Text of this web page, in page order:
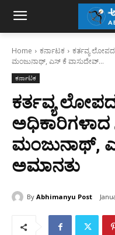
Home ಕರ್ನಾಟಕ
ಕರ್ತವ್ಯ
ಮಂಜುನಾಥ್‌, ಎಸ್‌ ಕೆ ವಾಸುದೇವ್‌...
ಕರ್ನಾಟಕ
ಕರ್ತವ್ಯ
ಮಂಜುನಾಥ್‌,
ಅಮಾನತು
By Abhimanyu Post